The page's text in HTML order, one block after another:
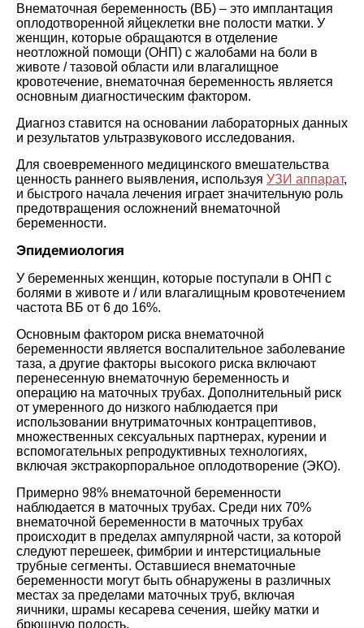
Внематочная беременность (ВБ) – это имплантация
оплодотворенной яйцеклетки вне полости матки. У
женщин, которые обращаются в отделение
неотложной помощи (ОНП) с жалобами на боли в
животе / тазовой области или влагалищное
кровотечение, внематочная беременность является
основным диагностическим фактором.
Диагноз ставится на основании лабораторных данных
и результатов ультразвукового исследования.
Для своевременного медицинского вмешательства
ценность раннего выявления, используя УЗИ аппарат,
и быстрого начала лечения играет значительную роль
предотвращения осложнений внематочной
беременности.
Эпидемиология
У беременных женщин, которые поступали в ОНП с
болями в животе и / или влагалищным кровотечением
частота ВБ от 6 до 16%.
Основным фактором риска внематочной
беременности является воспалительное заболевание
таза, а другие факторы высокого риска включают
перенесенную внематочную беременность и
операцию на маточных трубах. Дополнительный риск
от умеренного до низкого наблюдается при
использовании внутриматочных контрацептивов,
множественных сексуальных партнерах, курении и
вспомогательных репродуктивных технологиях,
включая экстракорпоральное оплодотворение (ЭКО).
Примерно 98% внематочной беременности
наблюдается в маточных трубах. Среди них 70%
внематочной беременности в маточных трубах
происходит в пределах ампулярной части, за которой
следуют перешеек, фимбрии и интерстициальные
трубные сегменты. Оставшиеся внематочные
беременности могут быть обнаружены в различных
местах за пределами маточных труб, включая
яичники, шрамы кесарева сечения, шейку матки и
брюшную полость.